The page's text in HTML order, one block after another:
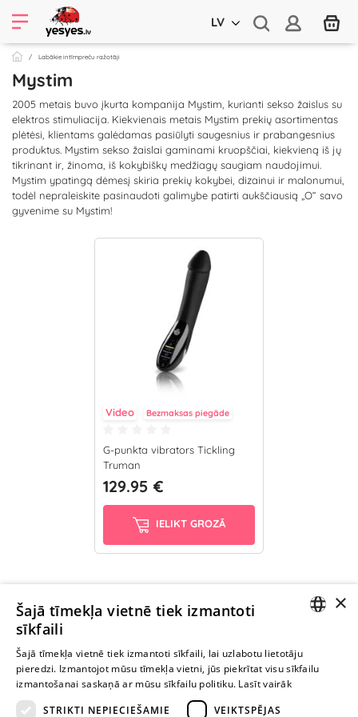
LV
Labākie intīmpreču ražotāji
Mystim
2005 metais buvo įkurta kompanija Mystim, kurianti sekso žaislus su
elektros stimuliacija. Kiekvienais metais Mystim prekių asortimentas
plėtėsi, klientams galėdamas pasiūlyti saugesnius ir prabangesnius
produktus. Mystim sekso žaislai gaminami kruopščiai, kiekvieną iš jų
tikrinant ir, žinoma, iš kokybiškų medžiagų saugiam naudojimui.
Mystim ypatingą dėmesį skiria prekių kokybei, dizainui ir malonumui,
todėl nepraleiskite pasinaudoti galimybe patirti aukščiausią „O“ savo
gyvenime su Mystim!
Video Bezmaksas piegāde
G-punkta vibrators Tickling
Truman
129.95 €
IELIKT GROZĀ
Ievērībai: Yesyes.lv satur atklātu seksuālu informāciju un attēlus. Lietot
šo vietni vari tikai no 18 gadu vecuma.
TURPINIET
ROTAĻĀTIES
RUSSIAN
×
Šajā tīmekļa vietnē tiek izmantoti
sīkfaili
Šajā tīmekļa vietnē tiek izmantoti sīkfaili, lai uzlabotu lietotāju
pieredzi. Izmantojot mūsu tīmekļa vietni, jūs piekrītat visu sīkfailu
izmantošanai saskaņā ar mūsu sīkfailu politiku. Lasīt vairāk
STRIKTI NEPIECIEŠAMIE
VEIKTSPĒJAS